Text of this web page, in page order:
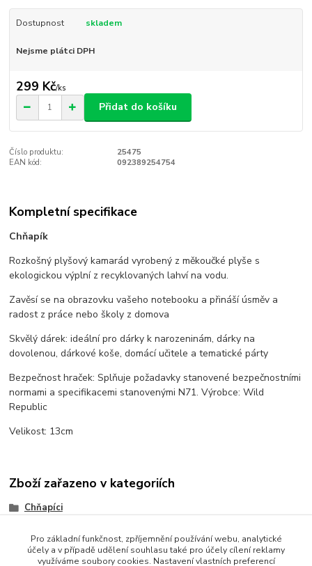
Dostupnost skladem
Nejsme plátci DPH
299 Kč/ks
Přidat do košíku
Číslo produktu:
25475
EAN kód:
092389254754
Kompletní specifikace
Chňapík
Rozkošný plyšový kamarád vyrobený z měkoučké plyše s
ekologickou výplní z recyklovaných lahví na vodu.
Zavěsí se na obrazovku vašeho notebooku a přináší úsměv a
radost z práce nebo školy z domova
Skvělý dárek: ideální pro dárky k narozeninám, dárky na
dovolenou, dárkové koše, domácí učitele a tematické párty
Bezpečnost hraček: Splňuje požadavky stanovené bezpečnostními
normami a specifikacemi stanovenými N71. Výrobce: Wild
Republic
Velikost: 13cm
Zboží zařazeno v kategoriích
Chňapíci
Pro základní funkčnost, zpříjemnění používání webu, analytické
účely a v případě udělení souhlasu také pro účely cílení reklamy
využíváme soubory cookies. Nastavení vlastních preferencí